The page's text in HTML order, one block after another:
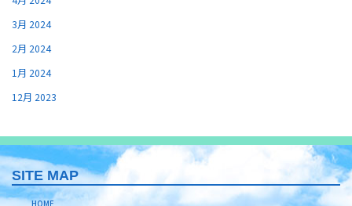
3月 2024
2月 2024
1月 2024
12月 2023
SITE MAP
HOME